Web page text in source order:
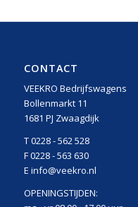
CONTACT
VEEKRO Bedrijfswagens
Bollenmarkt 11
1681 PJ Zwaagdijk
T 0228 - 562 528
F 0228 - 563 630
E info@veekro.nl
OPENINGSTIJDEN: